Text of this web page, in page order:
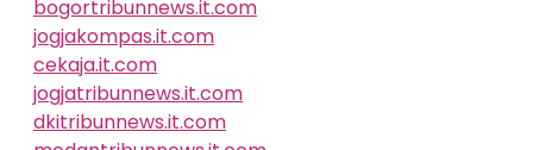
bogortribunnews.it.com
jogjakompas.it.com
cekaja.it.com
jogjatribunnews.it.com
dkitribunnews.it.com